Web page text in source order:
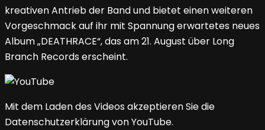
kreativen Antrieb der Band und bietet einen weiteren
Vorgeschmack auf ihr mit Spannung erwartetes neues
Album „DEATHRACE“, das am 21. August über Long
Branch Records erscheint.
Mit dem Laden des Videos akzeptieren Sie die
Datenschutzerklärung von YouTube.